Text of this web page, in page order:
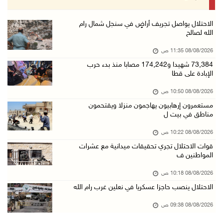
أبرز عناوين الصحف الفلسطينية
حالة الطقس: ارتفاع طفيف وموجة حر شديدة اعتبار ...
قوات الاحتلال تقتحم بيت فجار جنوب بيت لحم
07/آب/2026 11:49 م
أسعار الغذاء العالمية عند أعلى مستوى منذ 3 سن ...
الاحتلال يواصل تجريف أراضٍ في سنجل شمال رام
الله لصالح
08/08/2026 11:35 ص
73,384 شهيدا و174,242 مصابا منذ بدء حرب
الإبادة على قطا
08/08/2026 10:50 ص
مستعمرون إرهابيون يهاجمون منزلا ويقتحمون
مناطق في بيت ل
08/08/2026 10:22 ص
قوات الاحتلال تجري تحقيقات ميدانية مع عشرات
المواطنين ف
08/08/2026 10:18 ص
الاحتلال ينصب حاجزا عسكريا في نعلين غرب رام الله
08/08/2026 09:38 ص